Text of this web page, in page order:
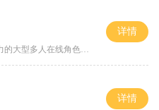
传奇世界是一款极具影响力的大型多人在线角色扮演游戏，而70版本中的“铁血魔城”更是其中备受瞩目的一个重要内容。在这个全新的挑战中，玩家将直面恶魔、怪物和其他强大的敌人
详情
详情